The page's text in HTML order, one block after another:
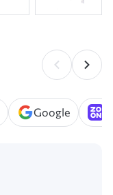
Google